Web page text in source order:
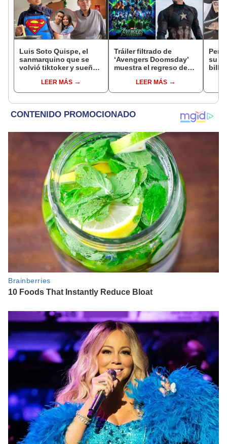
Luis Soto Quispe, el
sanmarquino que se
volvió tiktoker y sueña
cámaras prestadas,
pero tenía fe"
LEER MÁS
Tráiler filtrado de
‘Avengers Doomsday’
muestra el regreso de
redes sociales
explotan: “¡Estoy
LEER MÁS
su